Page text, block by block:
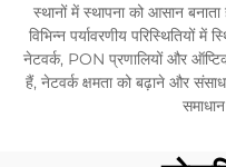
स्थानों में स्थापना को आसान
विभिन्न पर्यावरणीय परिस्थितियों
नेटवर्क, PON प्रणालियों और
हैं, नेटवर्क क्षमता को बढ़ाने और